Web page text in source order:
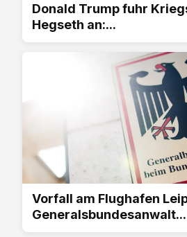
Donald Trump fuhr
Hegseth an:...
Vorfall am Flughafen
Generalsbundesanwalt...